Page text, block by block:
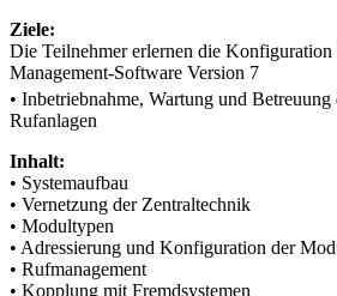
Ziele:
Die Teilnehmer erlernen die Konfiguration
Management-Software Version 7
• Inbetriebnahme, Wartung und
Rufanlagen
Inhalt:
• Systemaufbau
• Vernetzung der Zentraltechnik
• Modultypen
• Adressierung und Konfiguration der
• Rufmanagement
• Kopplung mit Fremdsystemen